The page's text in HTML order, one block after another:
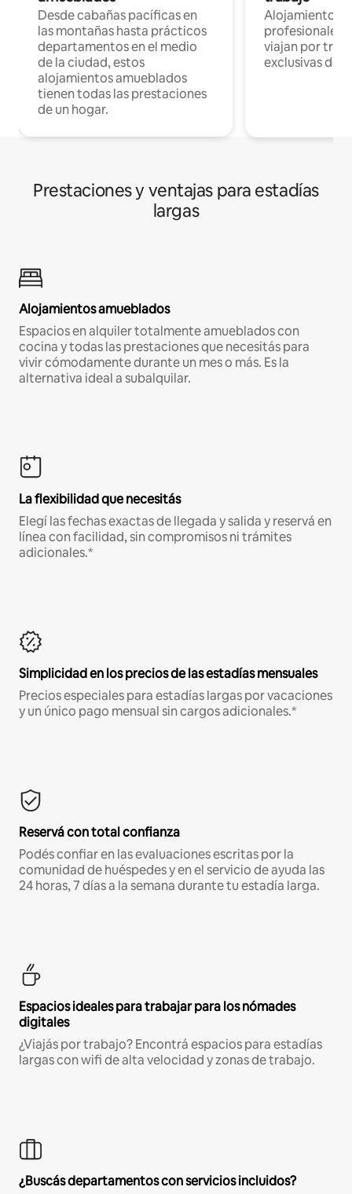
Desde cabañas pacíficas en
las montañas hasta prácticos
departamentos en el medio
de la ciudad, estos
alojamientos amueblados
tienen todas las prestaciones
de un hogar.
Alojamientos
profesionales
viajan por
exclusivas de
Prestaciones y ventajas para estadías
largas
Alojamientos amueblados
Espacios en alquiler totalmente amueblados con
cocina y todas las prestaciones que necesitás para
vivir cómodamente durante un mes o más. Es la
alternativa ideal a subalquilar.
La flexibilidad que necesitás
Elegí las fechas exactas de llegada y salida y reservá en
línea con facilidad, sin compromisos ni trámites
adicionales.*
Simplicidad en los precios de las estadías mensuales
Precios especiales para estadías largas por vacaciones
y un único pago mensual sin cargos adicionales.*
Reservá con total confianza
Podés confiar en las evaluaciones escritas por la
comunidad de huéspedes y en el servicio de ayuda las
24 horas, 7 días a la semana durante tu estadía larga.
Espacios ideales para trabajar para los nómades
digitales
¿Viajás por trabajo? Encontrá espacios para estadías
largas con wifi de alta velocidad y zonas de trabajo.
¿Buscás departamentos con servicios incluidos?